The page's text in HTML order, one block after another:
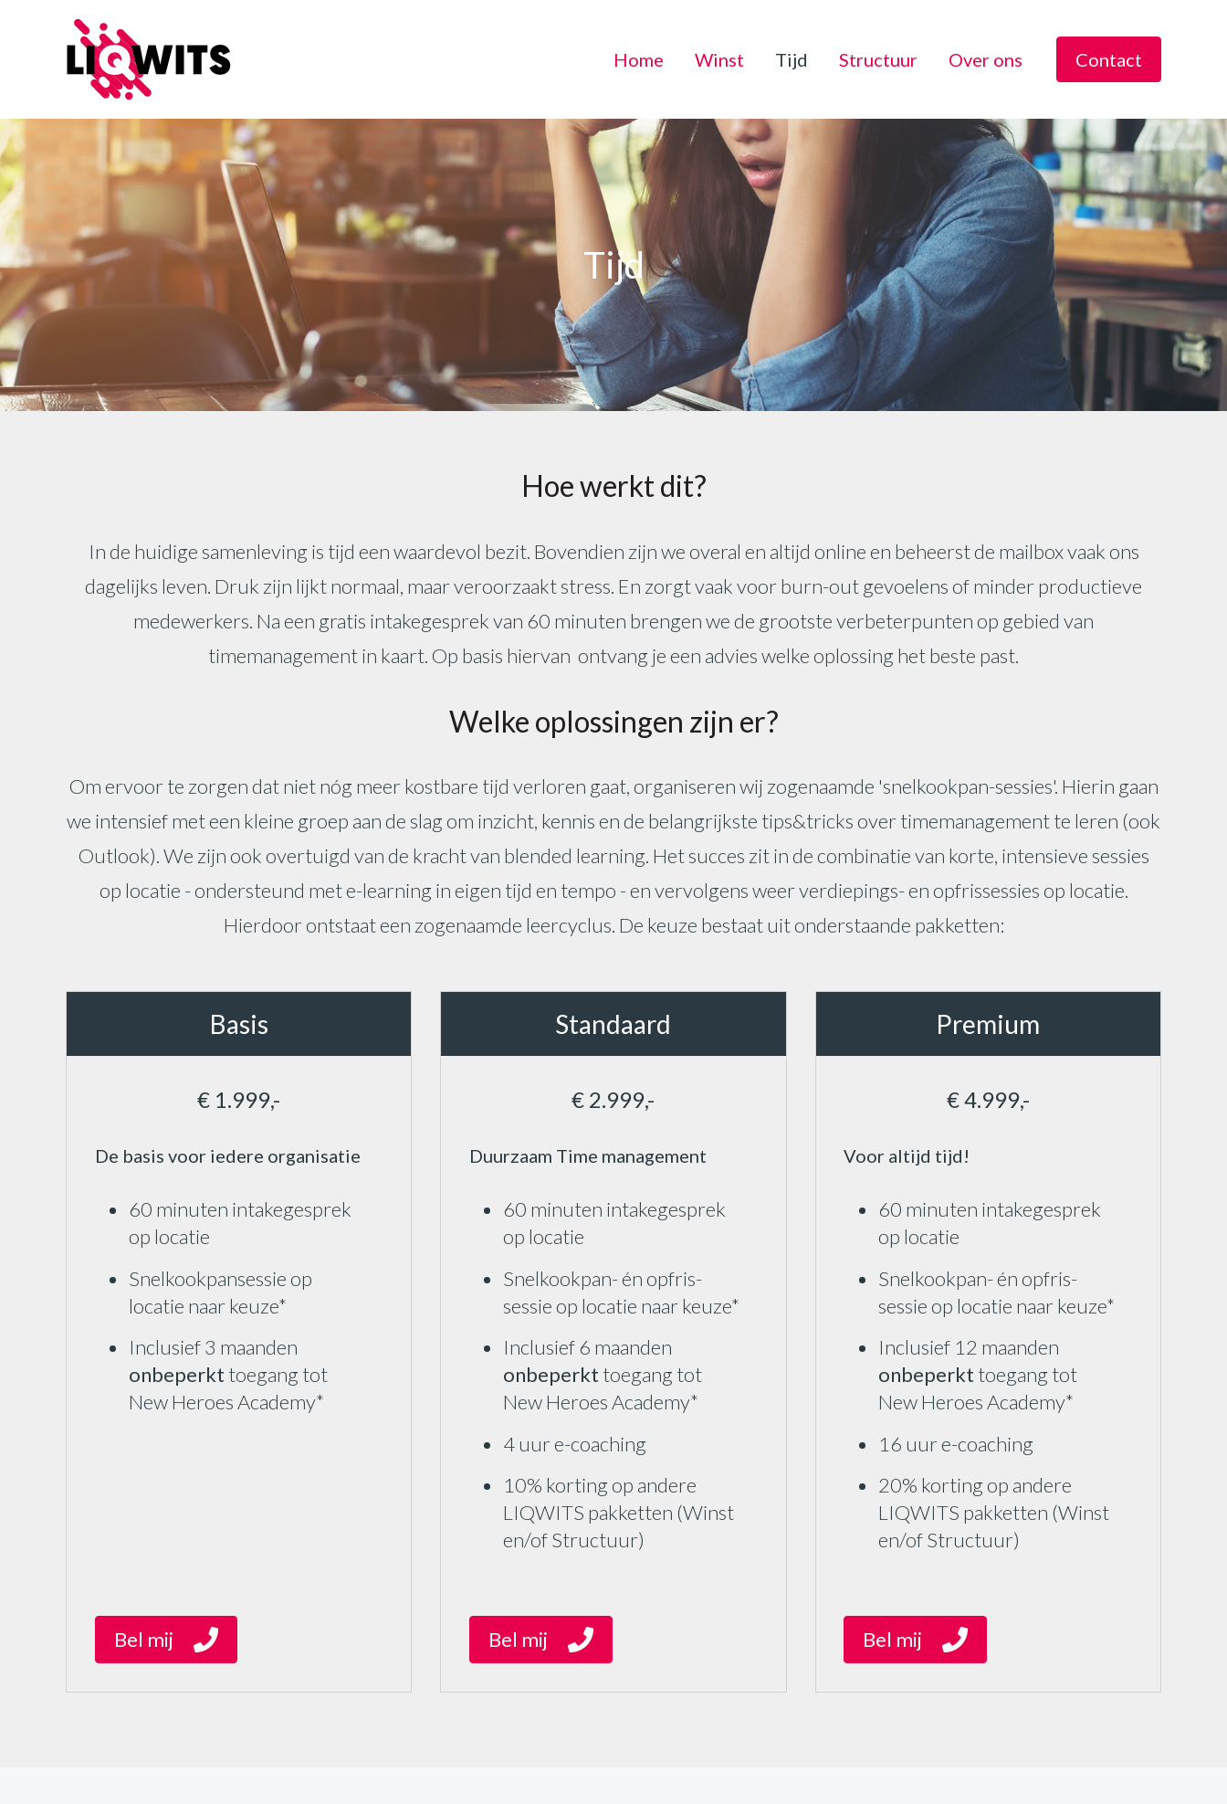
Home Winst Tijd Structuur Over ons Contact
Tijd
Hoe werkt dit?
In de huidige samenleving is tijd een waardevol bezit. Bovendien zijn we overal en altijd online en beheerst de mailbox vaak ons
dagelijks leven. Druk zijn lijkt normaal, maar veroorzaakt stress. En zorgt vaak voor burn-out gevoelens of minder productieve
medewerkers. Na een gratis intakegesprek van 60 minuten brengen we de grootste verbeterpunten op gebied van
timemanagement in kaart. Op basis hiervan ontvang je een advies welke oplossing het beste past.
Welke oplossingen zijn er?
Om ervoor te zorgen dat niet nóg meer kostbare tijd verloren gaat, organiseren wij zogenaamde 'snelkookpan-sessies'. Hierin gaan
we intensief met een kleine groep aan de slag om inzicht, kennis en de belangrijkste tips&tricks over timemanagement te leren (ook
Outlook). We zijn ook overtuigd van de kracht van blended learning. Het succes zit in de combinatie van korte, intensieve sessies
op locatie - ondersteund met e-learning in eigen tijd en tempo - en vervolgens weer verdiepings- en opfrissessies op locatie.
Hierdoor ontstaat een zogenaamde leercyclus. De keuze bestaat uit onderstaande pakketten:
Basis
€ 1.999,-
De basis voor iedere organisatie
60 minuten intakegesprek
op locatie
Snelkookpansessie op
locatie naar keuze*
Inclusief 3 maanden
onbeperkt toegang tot
New Heroes Academy*
Bel mij
Standaard
€ 2.999,-
Duurzaam Time management
60 minuten intakegesprek
op locatie
Snelkookpan- én opfris-
sessie op locatie naar keuze*
Inclusief 6 maanden
onbeperkt toegang tot
New Heroes Academy*
4 uur e-coaching
10% korting op andere
LIQWITS pakketten (Winst
en/of Structuur)
Bel mij
Premium
€ 4.999,-
Voor altijd tijd!
60 minuten intakegesprek
op locatie
Snelkookpan- én opfris-
sessie op locatie naar keuze*
Inclusief 12 maanden
onbeperkt toegang tot
New Heroes Academy*
16 uur e-coaching
20% korting op andere
LIQWITS pakketten (Winst
en/of Structuur)
Bel mij